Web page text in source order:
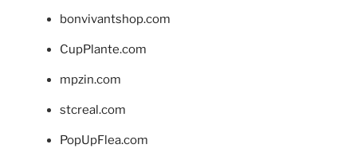
bonvivantshop.com
CupPlante.com
mpzin.com
stcreal.com
PopUpFlea.com